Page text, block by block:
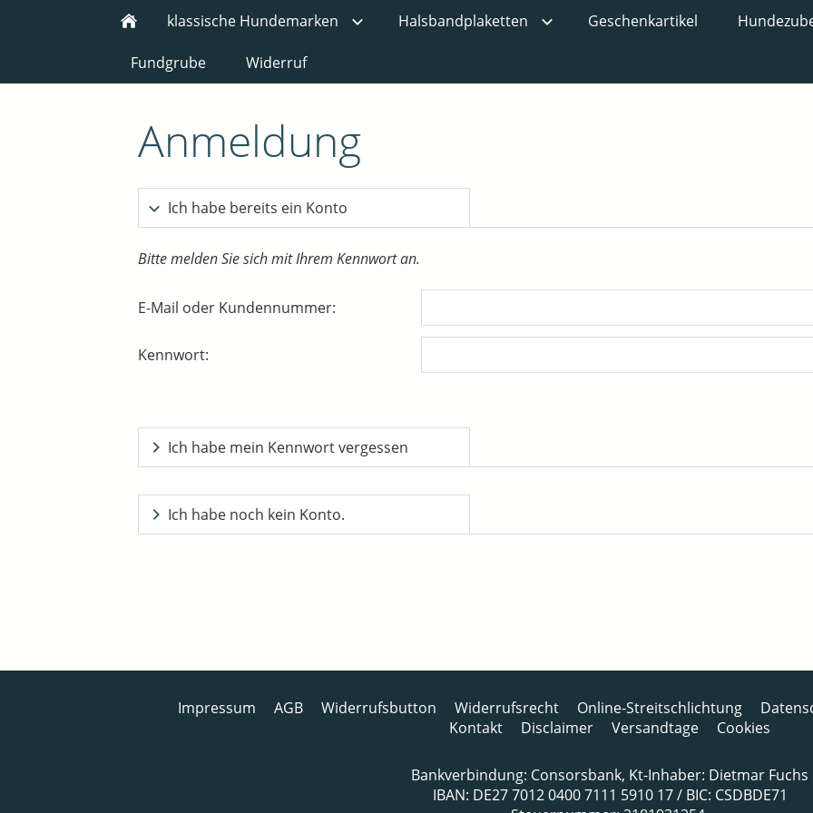
klassische Hundemarken Halsbandplaketten Geschenkartikel
Fundgrube Widerruf
Anmeldung
Ich habe bereits ein Konto
Bitte melden Sie sich mit Ihrem Kennwort an.
E-Mail oder Kundennummer:
Kennwort:
Ich habe mein Kennwort vergessen
Ich habe noch kein Konto.
Impressum AGB Widerrufsbutton Widerrufsrecht Online-Streitschlichtung
Kontakt
Disclaimer Versandtage Cookies
Bankverbindung: Consorsbank, Kt-Inhaber: Dietmar Fuchs
IBAN: DE27 7012 0400 7111 5910 17 / BIC: CSDBDE71